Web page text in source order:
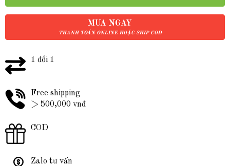
MUA NGAY
THANH TOÁN ONLINE HOẶC SHIP COD
1 đổi 1
Free shipping
> 500,000 vnđ
COD
Zalo tư vấn